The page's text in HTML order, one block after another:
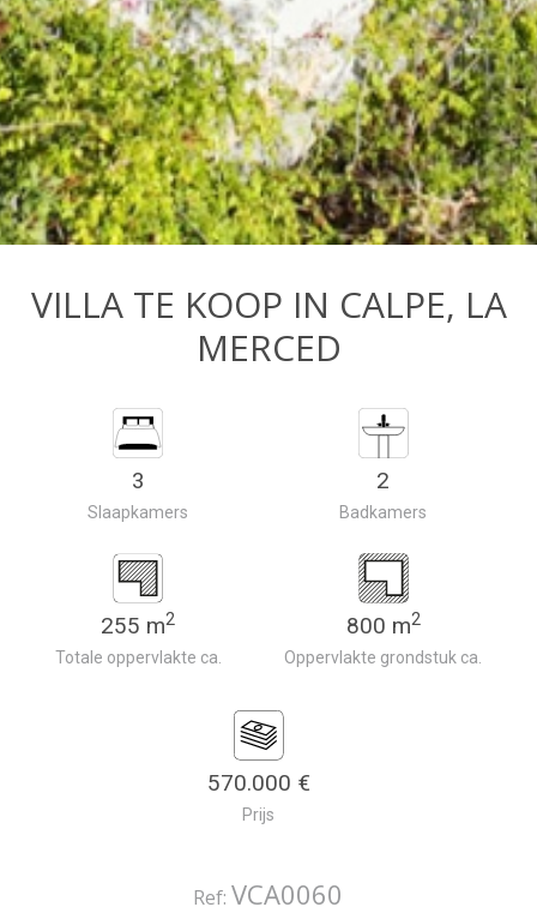
VILLA TE KOOP IN CALPE, LA
MERCED
3
Slaapkamers
2
Badkamers
255 m2
Totale oppervlakte ca.
800 m2
Oppervlakte grondstuk ca.
570.000 €
Prijs
Ref: VCA0060